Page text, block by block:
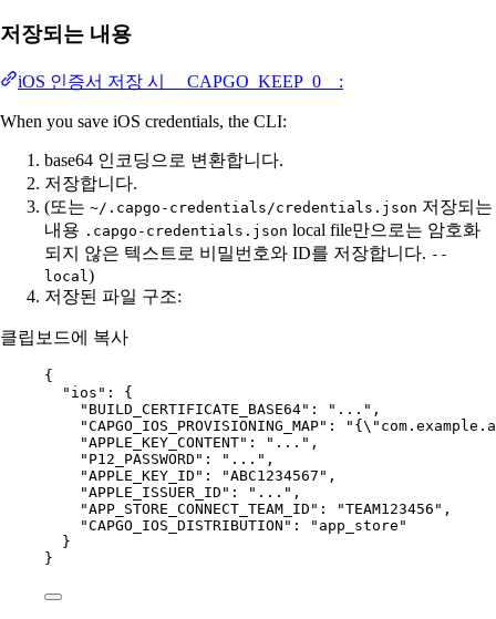
저장되는 내용
iOS 인증서 저장 시 __CAPGO_KEEP_0__:
When you save iOS credentials, the CLI:
base64 인코딩으로 변환합니다.
저장합니다.
(또는 ~/.capgo-credentials/credentials.json 저장되는
내용 .capgo-credentials.json local file만으로는 암호화
되지 않은 텍스트로 비밀번호와 ID를 저장합니다. --
local )
저장된 파일 구조:
클립보드에 복사
{
"ios" : {
"BUILD_CERTIFICATE_BASE64" : "..." ,
"CAPGO_IOS_PROVISIONING_MAP" : "{\"
"APPLE_KEY_CONTENT" : "..." ,
"P12_PASSWORD" : "..." ,
"APPLE_KEY_ID" : "ABC1234567" ,
"APPLE_ISSUER_ID" : "..." ,
"APP_STORE_CONNECT_TEAM_ID" : "TEAM123456" ,
"CAPGO_IOS_DISTRIBUTION" :
"app_store"
}
}